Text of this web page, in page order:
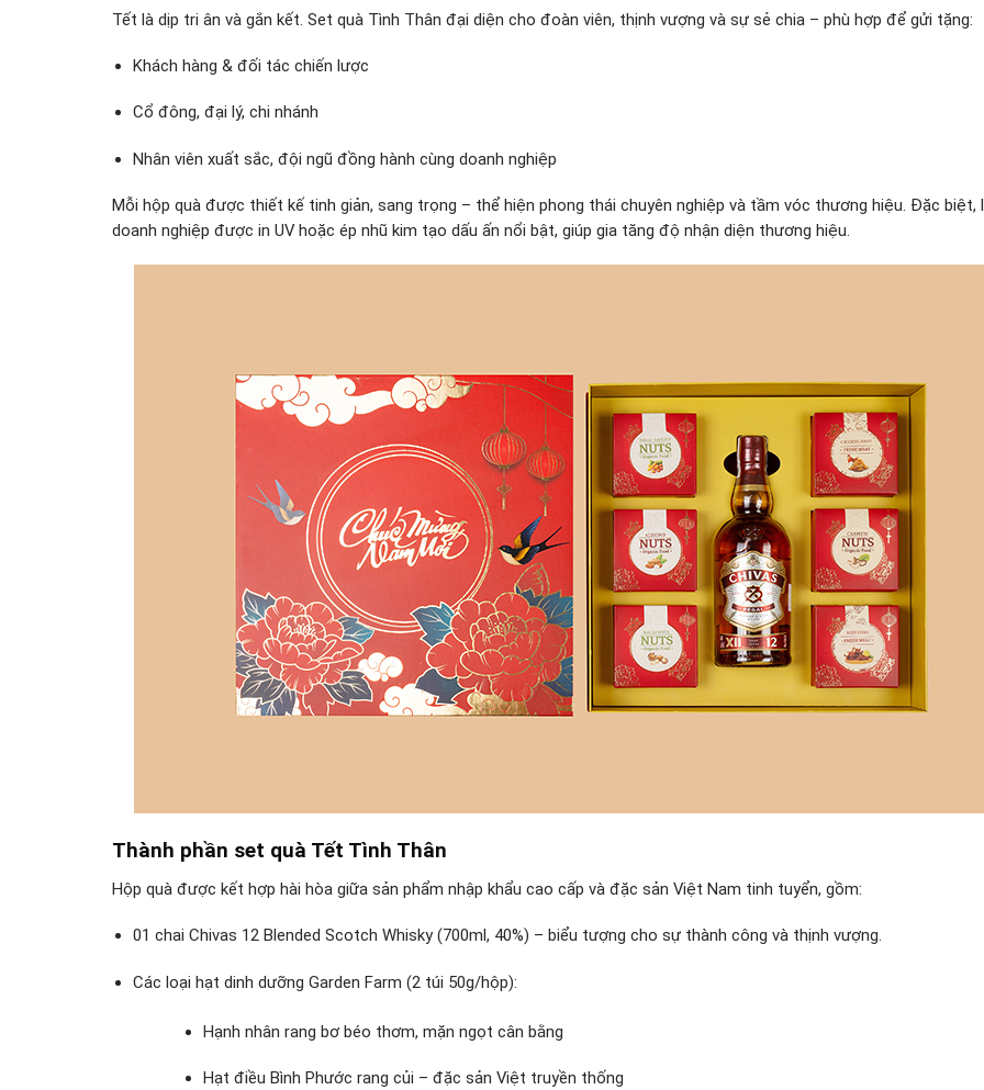
Tết là dịp tri ân và gắn kết. Set quà Tình Thân đại diện cho đoàn viên, thịnh vượng và sự sẻ chia – phù hợp để gửi tặng:
Khách hàng & đối tác chiến lược
Cổ đông, đại lý, chi nhánh
Nhân viên xuất sắc, đội ngũ đồng hành cùng doanh nghiệp
Mỗi hộp quà được thiết kế tinh giản, sang trọng – thể hiện phong thái chuyên nghiệp và tầm vóc thương hiệu. Đặc biệt,
doanh nghiệp được in UV hoặc ép nhũ kim tạo dấu ấn nổi bật, giúp gia tăng độ nhận diện thương hiệu.
Thành phần set quà Tết Tình Thân
Hộp quà được kết hợp hài hòa giữa sản phẩm nhập khẩu cao cấp và đặc sản Việt Nam tinh tuyển, gồm:
01 chai Chivas 12 Blended Scotch Whisky (700ml, 40%) – biểu tượng cho sự thành công và thịnh vượng.
Các loại hạt dinh dưỡng Garden Farm (2 túi 50g/hộp):
Hạnh nhân rang bơ béo thơm, mặn ngọt cân bằng
Hạt điều Bình Phước rang củi – đặc sản Việt truyền thống